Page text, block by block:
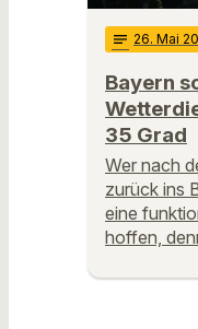
notes 26. Mai
Bayern
35 Grad
Wer nach
zurück ins
eine
hoffen,